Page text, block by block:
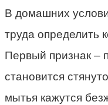
В домашних
труда определить
Первый признак –
становится
мытья кажутся